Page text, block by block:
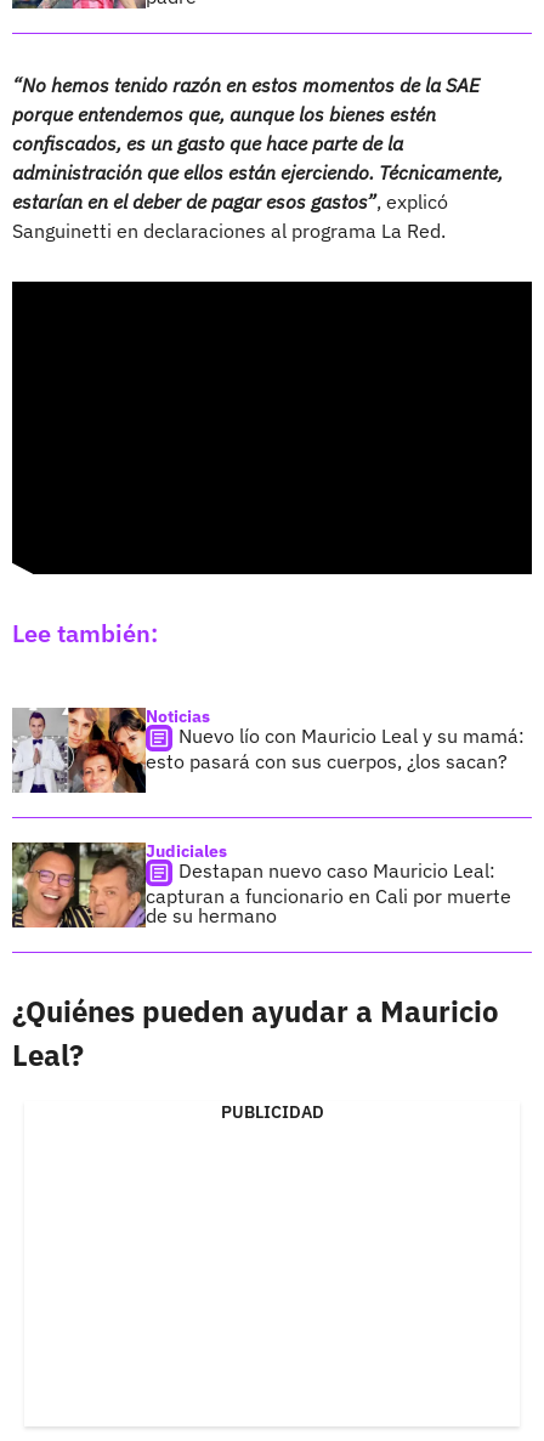
“No hemos tenido razón en estos momentos de la SAE
porque entendemos que, aunque los bienes estén
confiscados, es un gasto que hace parte de la
administración que ellos están ejerciendo. Técnicamente,
estarían en el deber de pagar esos gastos”, explicó
Sanguinetti en declaraciones al programa La Red.
Lee también:
Noticias
Nuevo lío con Mauricio Leal y su mamá:
esto pasará con sus cuerpos, ¿los sacan?
Judiciales
Destapan nuevo caso Mauricio Leal:
capturan a funcionario en Cali por muerte
de su hermano
¿Quiénes pueden ayudar a Mauricio
Leal?
PUBLICIDAD